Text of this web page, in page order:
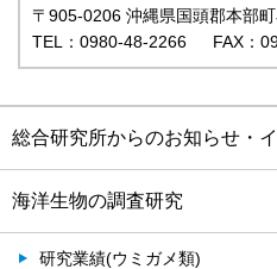
〒905-0206 沖縄県国頭郡本部
TEL：0980-48-2266 FAX：
総合研究所からのお知らせ・
海洋生物の調査研究
研究業績(ウミガメ類)